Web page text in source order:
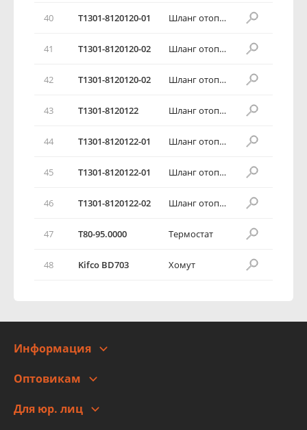
40 T1301-8120120-01 Шланг отопителя отводящий
41 T1301-8120120-02 Шланг отопителя отводящий
42 T1301-8120120-02 Шланг отопителя отводящий
43 T1301-8120122 Шланг отопителя отводящий
44 T1301-8120122-01 Шланг отопителя отводящий
45 T1301-8120122-01 Шланг отопителя отводящий
46 T1301-8120122-02 Шланг отопителя отводящий
47 Т80-95.0000 Термостат
48 Kifco ВD703 Хомут
Информация
Адреса
Новости
Оптовикам
Для юр. лиц